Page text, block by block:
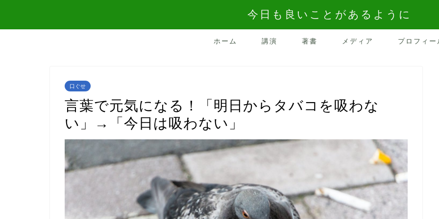
今日も良いことがあるように
ホーム 講演 著書 メディア プロフィー
口ぐせ
言葉で元気になる！「明日からタバコを吸わな
い」→「今日は吸わない」